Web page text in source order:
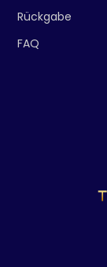
Rückgabe
FAQ